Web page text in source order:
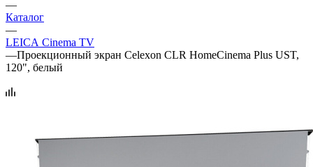
—
Каталог
—
LEICA Cinema TV
—Проекционный экран Celexon CLR HomeCinema Plus UST,
120", белый